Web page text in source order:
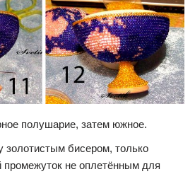
полушарие, затем южное.
золотистым бисером, только
промежуток не оплетённым для